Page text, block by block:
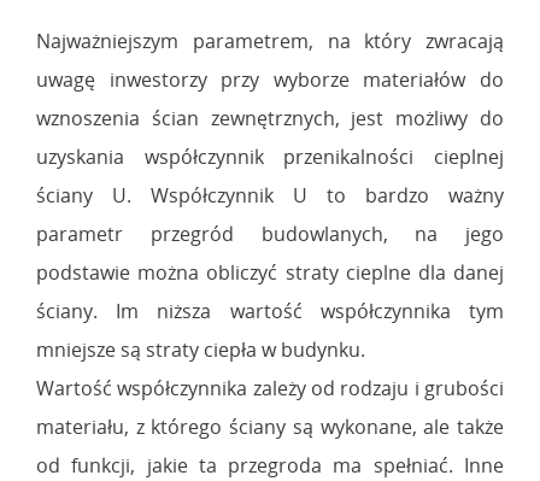
Najważniejszym parametrem, na który zwracają
uwagę inwestorzy przy wyborze materiałów do
wznoszenia ścian zewnętrznych, jest możliwy do
uzyskania współczynnik przenikalności cieplnej
ściany U. Współczynnik U to bardzo ważny
parametr przegród budowlanych, na jego
podstawie można obliczyć straty cieplne dla danej
ściany. Im niższa wartość współczynnika tym
mniejsze są straty ciepła w budynku.
Wartość współczynnika zależy od rodzaju i grubości
materiału, z którego ściany są wykonane, ale także
od funkcji, jakie ta przegroda ma spełniać. Inne